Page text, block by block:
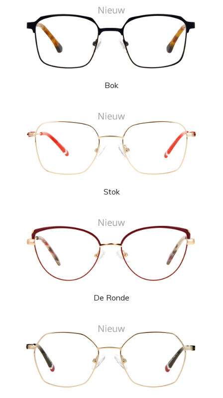
Bok
Stok
De Ronde